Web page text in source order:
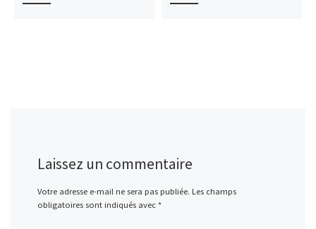
Laissez un commentaire
Votre adresse e-mail ne sera pas publiée. Les champs
obligatoires sont indiqués avec *